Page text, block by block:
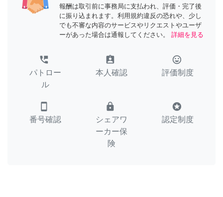
報酬は取引前に事務局に支払われ、評価・完了後
に振り込まれます。利用規約違反の恐れや、少し
でも不審な内容のサービスやリクエストやユーザ
ーがあった場合は通報してください。
詳細を見る
perm_phone_msg
パトロー
ル
assignment_ind
本人確認
tag_faces
評価制度
smartphone
番号確認
lock
シェアワ
ーカー保
険
stars
認定制度